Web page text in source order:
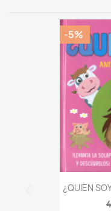
¿QUIEN
-5%